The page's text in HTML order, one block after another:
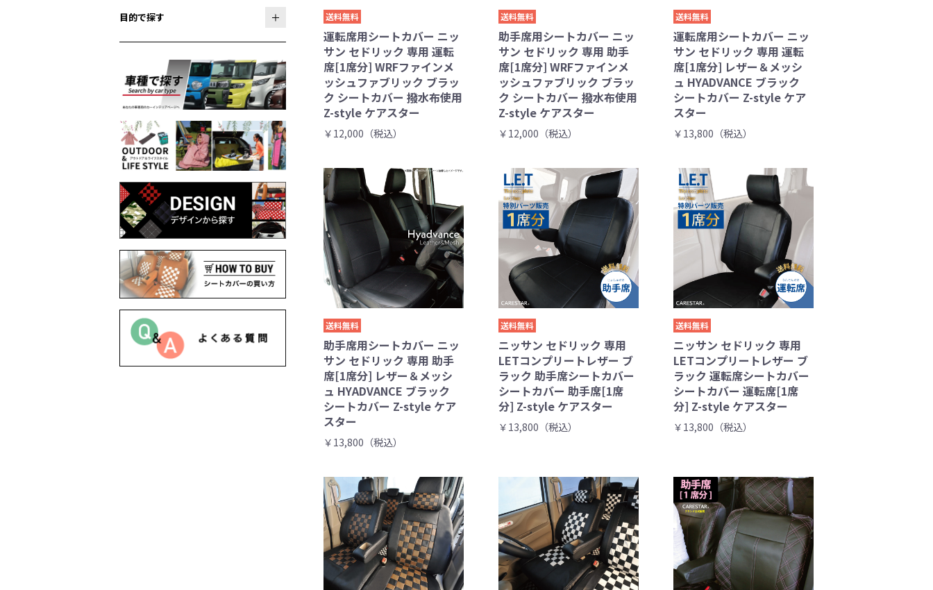
目的で探す 送料無料
運転席用シートカバー ニッ
サン セドリック 専用 運転
席[1席分] WRFファインメ
ッシュファブリック ブラッ
ク シートカバー 撥水布使用
Z-style ケアスター
￥12,000（税込）
送料無料
助手席用シートカバー ニッ
サン セドリック 専用 助手
席[1席分] WRFファインメ
ッシュファブリック ブラッ
ク シートカバー 撥水布使用
Z-style ケアスター
￥12,000（税込）
送料無料
運転席用シートカバー ニッ
サン セドリック 専用 運転
席[1席分] レザー＆メッシ
ュ HYADVANCE ブラック
シートカバー Z-style ケア
スター
￥13,800（税込）
送料無料
助手席用シートカバー ニッ
サン セドリック 専用 助手
席[1席分] レザー＆メッシ
ュ HYADVANCE ブラック
シートカバー Z-style ケア
スター
￥13,800（税込）
送料無料
ニッサン セドリック 専用
LETコンプリートレザー ブ
ラック 助手席シートカバー
シートカバー 助手席[1席
分] Z-style ケアスター
￥13,800（税込）
送料無料
ニッサン セドリック 専用
LETコンプリートレザー ブ
ラック 運転席シートカバー
シートカバー 運転席[1席
分] Z-style ケアスター
￥13,800（税込）